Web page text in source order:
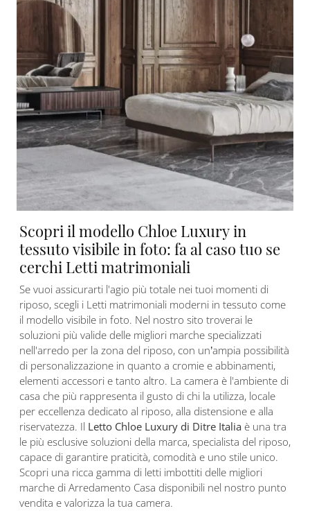
Scopri il modello Chloe Luxury in
tessuto visibile in foto: fa al caso tuo se
cerchi Letti matrimoniali
Se vuoi assicurarti l'agio più totale nei tuoi momenti di
riposo, scegli i Letti matrimoniali moderni in tessuto come
il modello visibile in foto. Nel nostro sito troverai le
soluzioni più valide delle migliori marche specializzati
nell'arredo per la zona del riposo, con un’ampia possibilità
di personalizzazione in quanto a cromie e abbinamenti,
elementi accessori e tanto altro. La camera è l'ambiente di
casa che più rappresenta il gusto di chi la utilizza, locale
per eccellenza dedicato al riposo, alla distensione e alla
riservatezza. Il Letto Chloe Luxury di Ditre Italia è una tra
le più esclusive soluzioni della marca, specialista del riposo,
capace di garantire praticità, comodità e uno stile unico.
Scopri una ricca gamma di letti imbottiti delle migliori
marche di Arredamento Casa disponibili nel nostro punto
vendita e valorizza la tua camera.